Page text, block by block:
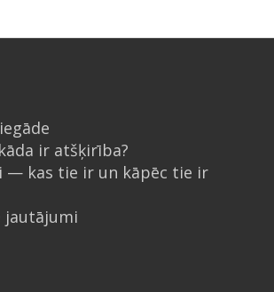
ir atšķirība?
— kas tie ir un kāpēc tie ir
jautājumi